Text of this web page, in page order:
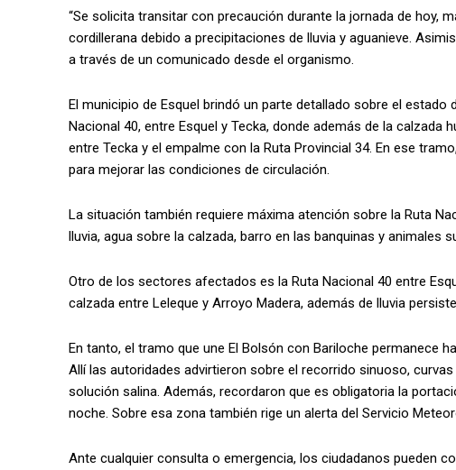
“Se solicita transitar con precaución durante la jornada de hoy,
cordillerana debido a precipitaciones de lluvia y aguanieve.
a través de un comunicado desde el organismo.
El municipio de Esquel brindó un parte detallado sobre el
Nacional 40, entre Esquel y Tecka, donde además de la
entre Tecka y el empalme con la Ruta Provincial 34. En ese
para mejorar las condiciones de circulación.
La situación también requiere máxima atención sobre la Ruta
lluvia, agua sobre la calzada, barro en las banquinas y animales
Otro de los sectores afectados es la Ruta Nacional 40 entre
calzada entre Leleque y Arroyo Madera, además de lluvia
En tanto, el tramo que une El Bolsón con Bariloche permanece
Allí las autoridades advirtieron sobre el recorrido sinuoso,
solución salina. Además, recordaron que es obligatoria la
noche. Sobre esa zona también rige un alerta del Servicio
Ante cualquier consulta o emergencia, los ciudadanos pueden